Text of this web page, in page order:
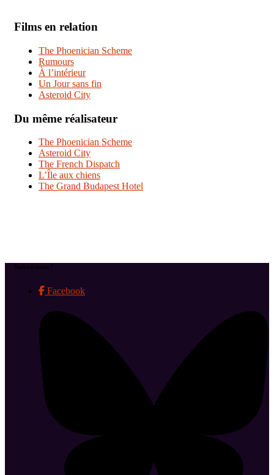
Films en relation
The Phoenician Scheme
Rumours
À l’intérieur
Un Jour sans fin
Asteroid City
Du même réalisateur
The Phoenician Scheme
Asteroid City
The French Dispatch
L’Île aux chiens
The Grand Budapest Hotel
Suivez-nous !
Facebook